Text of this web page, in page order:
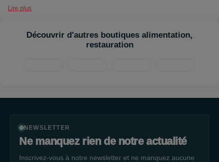
préparé avec des ingrédients de qualité, pour une texture
plaisir à chaque bouchée.
Lire plus
Découvrir d'autres boutiques alimentation,
restauration
NEWSLETTER
Ne manquez rien de notre actualité
Inscrivez-vous à notre newsletter et ne manquez aucune